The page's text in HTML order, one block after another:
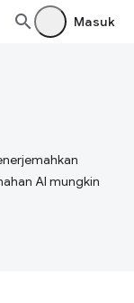
Masuk
AI mungkin